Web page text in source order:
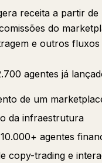
receita a partir
do
e outros fluxos
agentes já
de um
da infraestrutura
agentes
copy-trading e